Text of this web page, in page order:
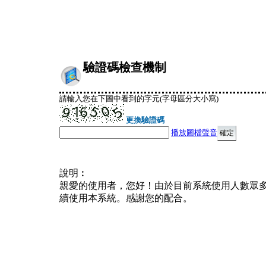
驗證碼檢查機制
請輸入您在下圖中看到的字元(字母區分大小寫)
更換驗證碼
播放圖檔聲音
說明︰
親愛的使用者，您好！由於目前系統使用人數眾
續使用本系統。感謝您的配合。